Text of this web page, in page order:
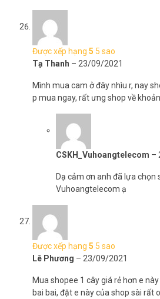
Được xếp hạng 5 5 sao
Tạ Thanh – 23/09/2021
Mình mua cam ở đây nhìu r, nay
p mua ngay, rất ưng shop về
CSKH_Vuhoangtelecom –
Dạ cảm ơn anh đã lựa chọn
Vuhoangtelecom ạ
Được xếp hạng 5 5 sao
Lê Phương – 23/09/2021
Mua shopee 1 cây giá rẻ hơn e
bai bai, đặt e này của shop sài rất